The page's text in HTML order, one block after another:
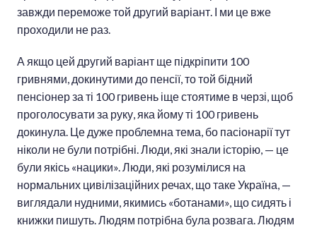
завжди переможе той другий варіант. І ми це вже
проходили не раз.
А якщо цей другий варіант ще підкріпити 100
гривнями, докинутими до пенсії, то той бідний
пенсіонер за ті 100 гривень іще стоятиме в черзі, щоб
проголосувати за руку, яка йому ті 100 гривень
докинула. Це дуже проблемна тема, бо пасіонарії тут
ніколи не були потрібні. Люди, які знали історію, — це
були якісь «нацики». Люди, які розумілися на
нормальних цивілізаційних речах, що таке Україна, —
виглядали нудними, якимись «ботанами», що сидять і
книжки пишуть. Людям потрібна була розвага. Людям